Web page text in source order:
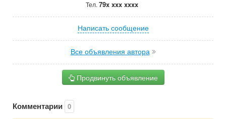
Тел. 79x xxx xxxx
Написать сообщение
Все объявления автора
Продвинуть объявление
Комментарии 0